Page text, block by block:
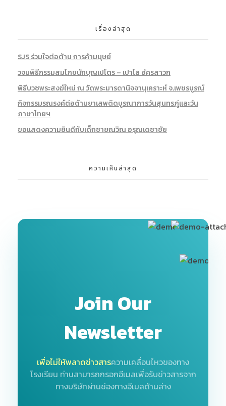
เรื่องล่าสุด
SJS ร่วมใจต่อต้าน การค้ามนุษย์
วจนพิธีกรรมสมโภชนักบุญเปโตร – เปาโล อัครสาวก
พิธีบวชพระสงฆ์ใหม่ ณ วัดพระมารดานิจจานุเคราะห์ จ.เพชรบูรณ์
กิจกรรมรณรงค์ต่อต้านยาเสพติดบูรณาการวันสุนทรภู่และวัน
ภาษาไทยฯ
ขอแสดงความยินดีก้บเด็กชายณวิณ อรุณเดชาชัย
ความเห็นล่าสุด
Join Our
Newsletter
เพื่อไม่ให้พลาดข่าวสารความเคลื่อนไหวของทาง
โรงเรียน ท่านสามารถกรอกอีเมลเพื่อรับข่าวสารจาก
ทางบริษัทผ่านช่องทางอีเมลด้านล่าง